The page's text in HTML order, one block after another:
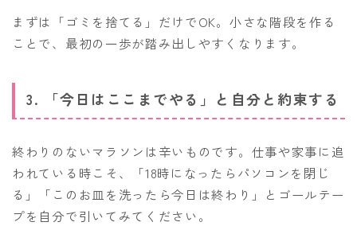
まずは「ゴミを捨てる」だけでOK。小さな階段を作る
ことで、最初の一歩が踏み出しやすくなります。
3. 「今日はここまでやる」と自分と約束する
終わりのないマラソンは辛いものです。仕事や家事に追
われている時こそ、「18時になったらパソコンを閉じ
る」「このお皿を洗ったら今日は終わり」とゴールテー
プを自分で引いてみてください。